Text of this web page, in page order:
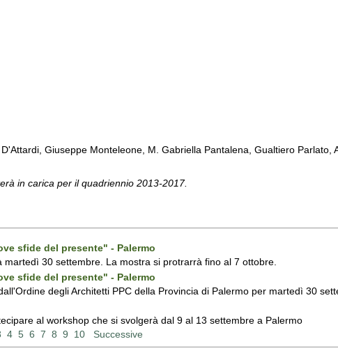
Giuseppe Monteleone, M. Gabriella Pantalena, Gualtiero Parlato,
in carica per il quadriennio 2013-2017.
sfide del presente" - Palermo
30 settembre. La mostra si protrarrà fino al 7 ottobre.
sfide del presente" - Palermo
degli Architetti PPC della Provincia di Palermo per martedì 30
al workshop che si svolgerà dal 9 al 13 settembre a Palermo
4 5 6 7 8 9 10 Successive